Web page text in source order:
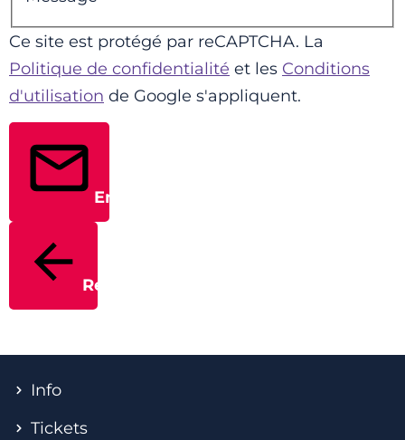
Ce site est protégé par reCAPTCHA. La
Politique de confidentialité et les Conditions
d'utilisation de Google s'appliquent.
Envoyer
Retour
Info
Tickets